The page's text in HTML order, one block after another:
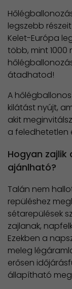
legszebb
Kelet-Európa
több, mint
átadhatod!
A
kilátást nyújt,
akit
a feledhetetlen
Hogyan zajlik
ajánlható?
Talán nem
repüléshez
sétarepülések
zajlanak,
Ezekben a
meleg
erősen
állapítható